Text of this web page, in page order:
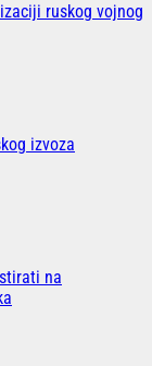
ruskog vojnog
izvoza
na